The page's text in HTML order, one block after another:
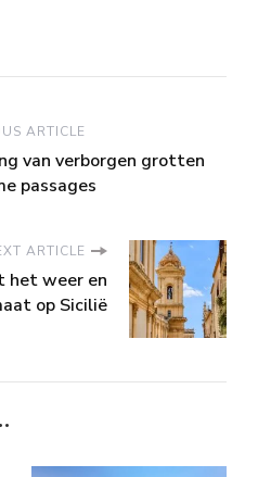
ARTICLE
van verborgen grotten
passages
ARTICLE
het weer en
op Sicilië